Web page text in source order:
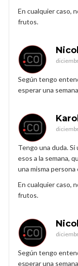
En cualquier caso,
frutos.
Según tengo
esperar una
Tengo una duda.
esos a la semana,
una misma persona
En cualquier caso,
frutos.
Según tengo
esperar una